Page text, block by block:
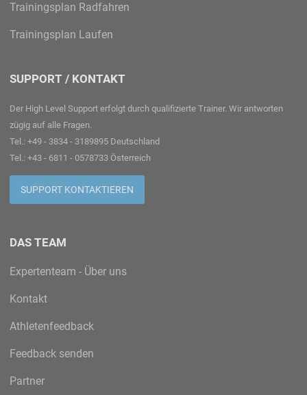
Trainingsplan Radfahren
Trainingsplan Laufen
SUPPORT / KONTAKT
Der High Level Support erfolgt durch qualifizierte Trainer. Wir antworten
zügig auf alle Fragen.
Tel.: +49 - 3834 - 3189895 Deutschland
Tel.: +43 - 6811 - 0578733 Österreich
SUPPORT KONTAKTIEREN
DAS TEAM
Expertenteam - Über uns
Kontakt
Athletenfeedback
Feedback senden
Partner